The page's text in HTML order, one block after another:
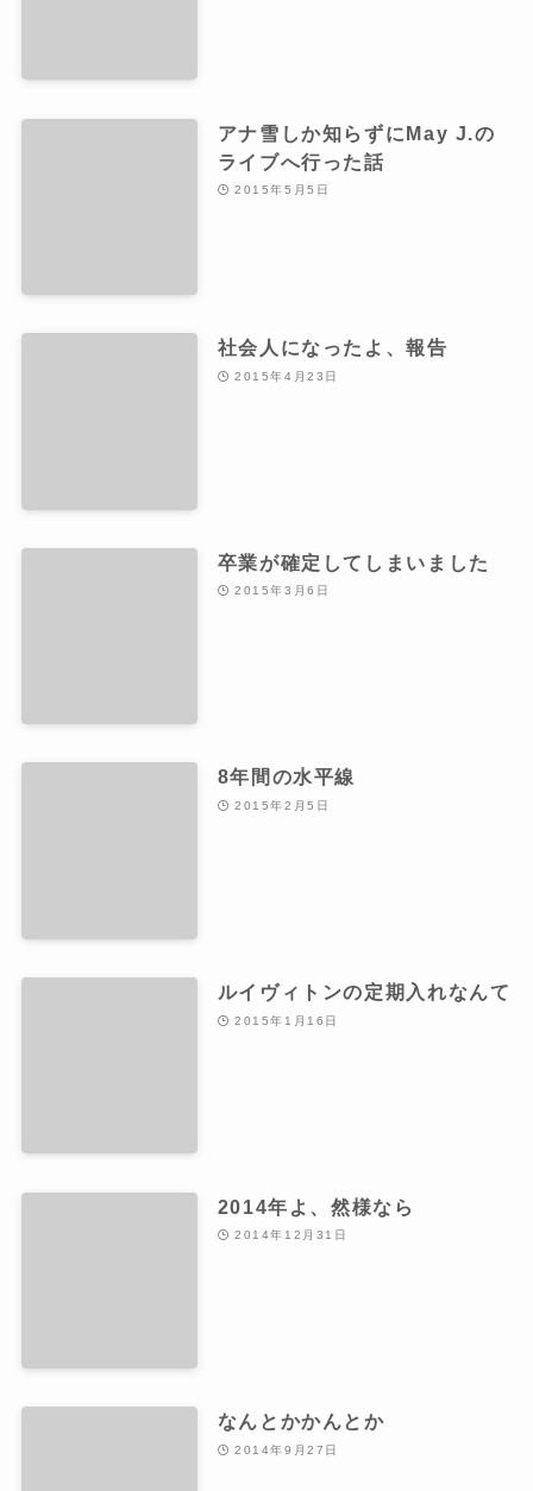
アナ雪しか知らずにMay J.の
ライブへ行った話
2015年5月5日
社会人になったよ、報告
2015年4月23日
卒業が確定してしまいました
2015年3月6日
8年間の水平線
2015年2月5日
ルイヴィトンの定期入れなんて
2015年1月16日
2014年よ、然様なら
2014年12月31日
なんとかかんとか
2014年9月27日